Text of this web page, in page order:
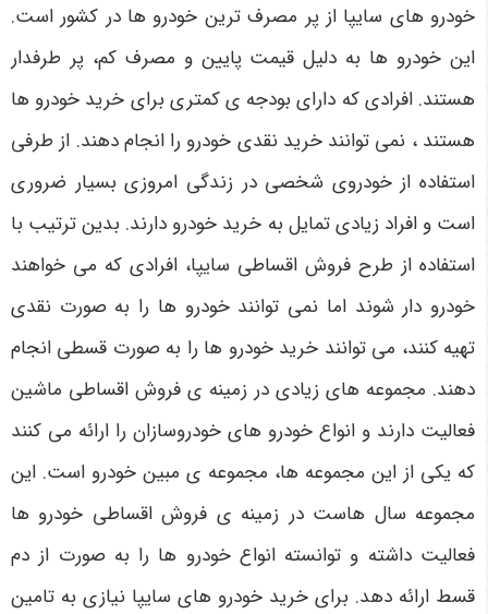
خودرو های سایپا از پر مصرف ترین خودرو ها در کشور است.
این خودرو ها به دلیل قیمت پایین و مصرف کم، پر طرفدار
هستند. افرادی که دارای بودجه ی کمتری برای خرید خودرو ها
هستند ، نمی توانند خرید نقدی خودرو را انجام دهند. از طرفی
استفاده از خودروی شخصی در زندگی امروزی بسیار ضروری
است و افراد زیادی تمایل به خرید خودرو دارند. بدین ترتیب با
استفاده از طرح فروش اقساطی سایپا، افرادی که می خواهند
خودرو دار شوند اما نمی توانند خودرو ها را به صورت نقدی
تهیه کنند، می توانند خرید خودرو ها را به صورت قسطی انجام
دهند. مجموعه های زیادی در زمینه ی فروش اقساطی ماشین
فعالیت دارند و انواع خودرو های خودروسازان را ارائه می کنند
که یکی از این مجموعه ها، مجموعه ی مبین خودرو است. این
مجموعه سال هاست در زمینه ی فروش اقساطی خودرو ها
فعالیت داشته و توانسته انواع خودرو ها را به صورت از دم
قسط ارائه دهد. برای خرید خودرو های سایپا نیازی به تامین